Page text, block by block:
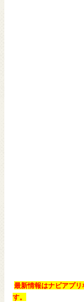
最新情報はナビアプ
す。